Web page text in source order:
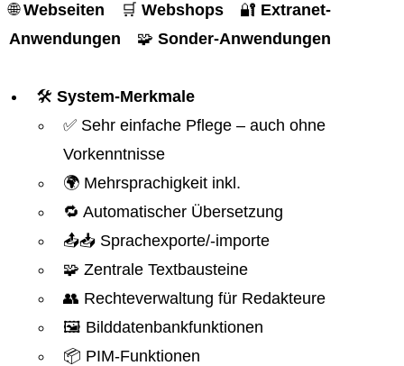
🌐Webseiten 🛒 Webshops 🔐 Extranet-
Anwendungen 🧩 Sonder-Anwendungen
🛠️ System-Merkmale
✅ Sehr einfache Pflege – auch ohne
Vorkenntnisse
🌍 Mehrsprachigkeit inkl.
🔁 Automatischer Übersetzung
📤📥 Sprachexporte/-importe
🧩 Zentrale Textbausteine
👥 Rechteverwaltung für Redakteure
🖼️ Bilddatenbankfunktionen
📦 PIM-Funktionen